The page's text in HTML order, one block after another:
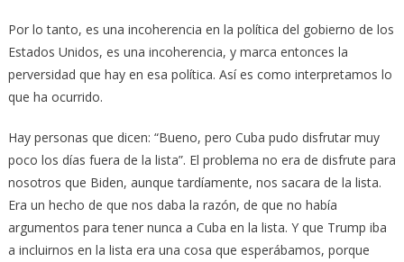
Por lo tanto, es una incoherencia en la política del gobierno de los
Estados Unidos, es una incoherencia, y marca entonces la
perversidad que hay en esa política. Así es como interpretamos lo
que ha ocurrido.
Hay personas que dicen: “Bueno, pero Cuba pudo disfrutar muy
poco los días fuera de la lista”. El problema no era de disfrute para
nosotros que Biden, aunque tardíamente, nos sacara de la lista.
Era un hecho de que nos daba la razón, de que no había
argumentos para tener nunca a Cuba en la lista. Y que Trump iba
a incluirnos en la lista era una cosa que esperábamos, porque